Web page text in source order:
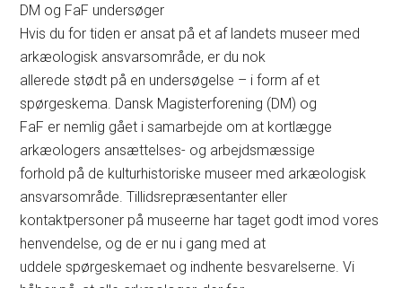
DM og FaF undersøger
Hvis du for tiden er ansat på et af landets museer med
arkæologisk ansvarsområde, er du nok
allerede stødt på en undersøgelse – i form af et
spørgeskema. Dansk Magisterforening (DM) og
FaF er nemlig gået i samarbejde om at kortlægge
arkæologers ansættelses- og arbejdsmæssige
forhold på de kulturhistoriske museer med arkæologisk
ansvarsområde. Tillidsrepræsentanter eller
kontaktpersoner på museerne har taget godt imod vores
henvendelse, og de er nu i gang med at
uddele spørgeskemaet og indhente besvarelserne. Vi